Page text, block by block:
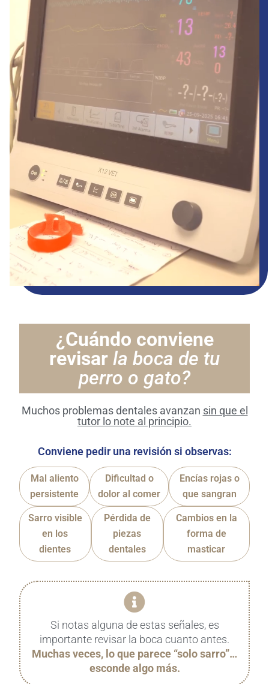
¿Cuándo conviene
revisar la boca de tu
perro o gato?
Muchos problemas dentales avanzan sin que el
tutor lo note al principio.
Conviene pedir una revisión si observas:
Mal aliento
persistente
Dificultad o
dolor al comer
Encías rojas o
que sangran
Sarro visible
en los
dientes
Pérdida de
piezas
dentales
Cambios en la
forma de
masticar
Si notas alguna de estas señales, es
importante revisar la boca cuanto antes.
Muchas veces, lo que parece “solo sarro”…
esconde algo más.